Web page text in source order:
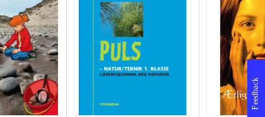
Feedback